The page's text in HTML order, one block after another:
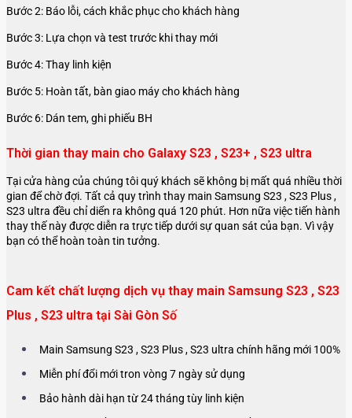
Bước 2: Báo lỗi, cách khắc phục cho khách hàng
Bước 3: Lựa chọn và test trước khi thay mới
Bước 4: Thay linh kiện
Bước 5: Hoàn tất, bàn giao máy cho khách hàng
Bước 6: Dán tem, ghi phiếu BH
Thời gian thay main cho Galaxy S23 , S23+ , S23 ultra
Tại cửa hàng của chúng tôi quý khách sẽ không bị mất quá nhiều thời
gian để chờ đợi. Tất cả quy trình thay main Samsung S23 , S23 Plus ,
S23 ultra đều chỉ diển ra không quá 120 phút. Hơn nữa việc tiến hành
thay thế này được diễn ra trực tiếp dưới sự quan sát của bạn. Vì vậy
bạn có thể hoàn toàn tin tưởng.
Cam kết chất lượng dịch vụ thay main Samsung S23 , S23
Plus , S23 ultra tại Sài Gòn Số
Main Samsung S23 , S23 Plus , S23 ultra chính hãng mới 100%
Miễn phí đổi mới tron vòng 7 ngày sử dụng
Bảo hành dài hạn từ 24 tháng tùy linh kiện